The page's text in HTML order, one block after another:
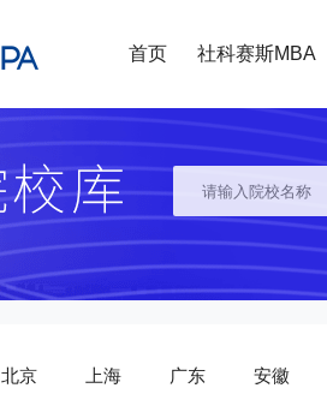
首页 社科赛斯MBA
北京 上海 广东 安徽